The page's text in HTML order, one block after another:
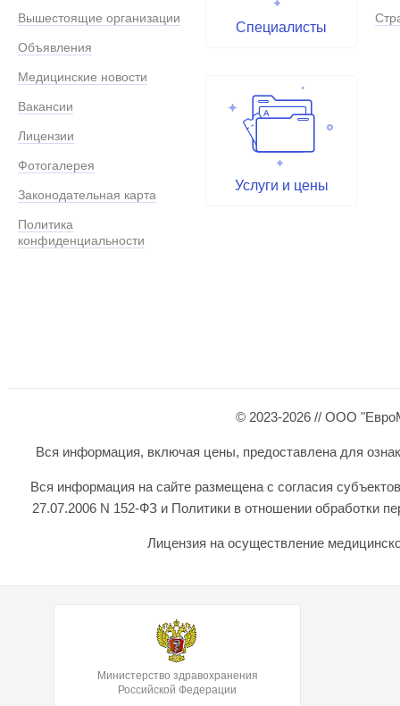
Вышестоящие организации
Объявления
Медицинские новости
Вакансии
Лицензии
Фотогалерея
Законодательная карта
Политика
конфиденциальности
Специалисты
Услуги и цены
© 2023-2026 // ООО
Вся информация, включая цены, предоставлена для
Вся информация на сайте размещена с согласия
27.07.2006 N 152-ФЗ и Политики в отношении обработки
Лицензия на осуществление
Министерство здравохранения
Российской Федерации